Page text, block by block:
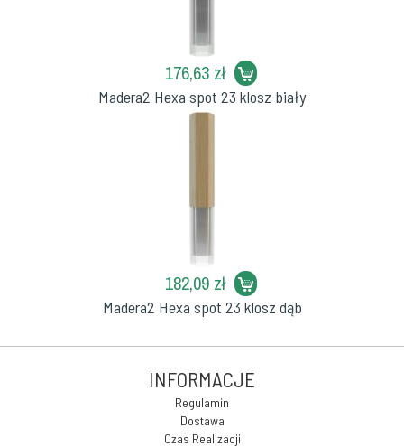
176,63 zł
Madera2 Hexa spot 23 klosz biały
182,09 zł
Madera2 Hexa spot 23 klosz dąb
INFORMACJE
Regulamin
Dostawa
Czas Realizacji